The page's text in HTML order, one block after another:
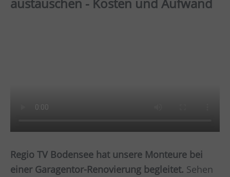
austauschen - Kosten und Aufwand
Regio TV Bodensee hat unsere Monteure bei
einer Garagentor-Renovierung begleitet. Sehen